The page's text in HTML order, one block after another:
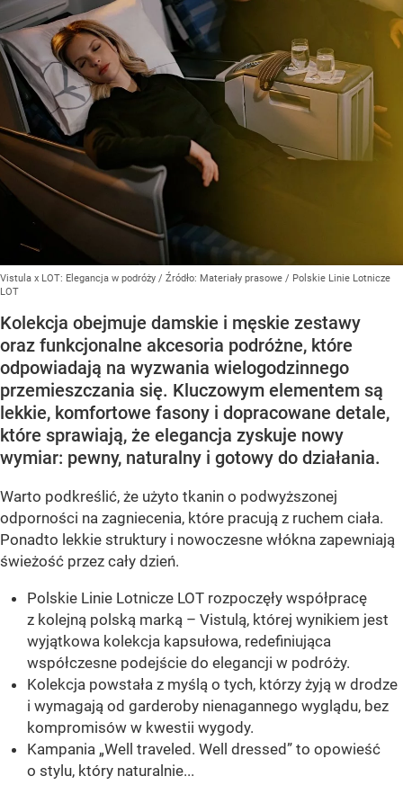
Vistula x LOT: Elegancja w podróży / Źródło: Materiały prasowe / Polskie Linie Lotnicze
LOT
Kolekcja obejmuje damskie i męskie zestawy
oraz funkcjonalne akcesoria podróżne, które
odpowiadają na wyzwania wielogodzinnego
przemieszczania się. Kluczowym elementem są
lekkie, komfortowe fasony i dopracowane detale,
które sprawiają, że elegancja zyskuje nowy
wymiar: pewny, naturalny i gotowy do działania.
Warto podkreślić, że użyto tkanin o podwyższonej
odporności na zagniecenia, które pracują z ruchem ciała.
Ponadto lekkie struktury i nowoczesne włókna zapewniają
świeżość przez cały dzień.
Polskie Linie Lotnicze LOT rozpoczęły współpracę
z kolejną polską marką – Vistulą, której wynikiem jest
wyjątkowa kolekcja kapsułowa, redefiniująca
współczesne podejście do elegancji w podróży.
Kolekcja powstała z myślą o tych, którzy żyją w drodze
i wymagają od garderoby nienagannego wyglądu, bez
kompromisów w kwestii wygody.
Kampania „Well traveled. Well dressed” to opowieść
o stylu, który naturalnie...